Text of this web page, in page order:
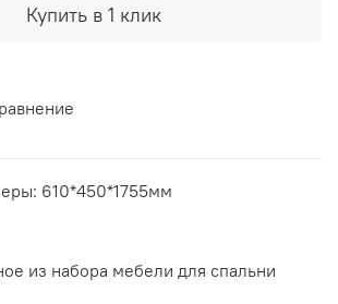
Купить в 1 клик
610*450*1755мм
из набора мебели для спальни